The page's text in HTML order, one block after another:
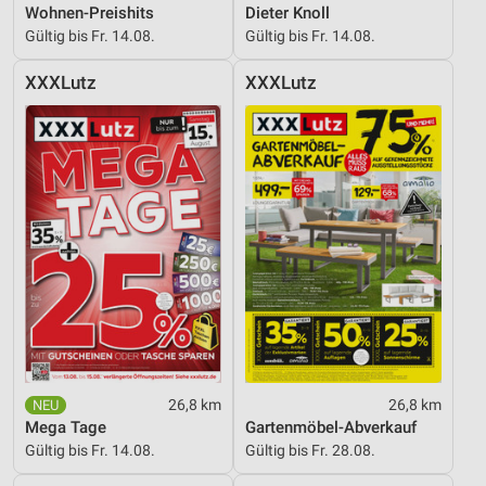
Wohnen-Preishits
Gültig bis Fr. 14.08.
Dieter Knoll
Gültig bis Fr. 14.08.
XXXLutz
26,8 km
Mega Tage
Gültig bis Fr. 14.08.
XXXLutz
26,8 km
Gartenmöbel-Abverkauf
Gültig bis Fr. 28.08.
Verwendung genauer Standortdaten
Informationen identifizieren
Nicht-IAB-Verarbeitungszwecke:
Notwendig
Performance
Funktional
Werbung